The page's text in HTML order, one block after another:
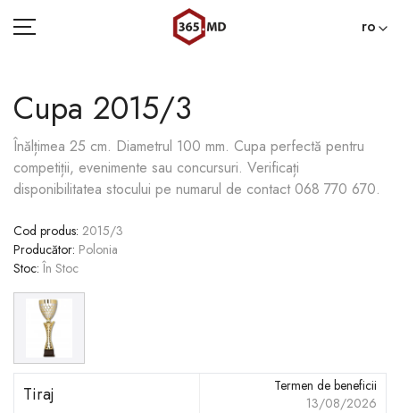
ro
ACASĂ
CATEGORII
BLOG
022 000 365
Cupa 2015/3
Înălțimea 25 cm. Diametrul 100 mm. Сupa perfectă pentru
competiții, evenimente sau concursuri. Verificați
disponibilitatea stocului pe numarul de contact 068 770 670.
Cod produs: 2015/3
Producător: Polonia
Stoc: În Stoc
Tiraj
Termen de beneficii
13/08/2026